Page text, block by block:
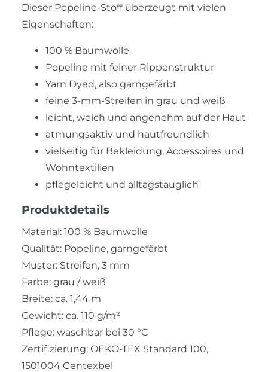
Dieser Popeline-Stoff überzeugt mit vielen
Eigenschaften:
100 % Baumwolle
Popeline mit feiner Rippenstruktur
Yarn Dyed, also garngefärbt
feine 3-mm-Streifen in grau und weiß
leicht, weich und angenehm auf der Haut
atmungsaktiv und hautfreundlich
vielseitig für Bekleidung, Accessoires und
Wohntextilien
pflegeleicht und alltagstauglich
Produktdetails
Material: 100 % Baumwolle
Qualität: Popeline, garngefärbt
Muster: Streifen, 3 mm
Farbe: grau / weiß
Breite: ca. 1,44 m
Gewicht: ca. 110 g/m²
Pflege: waschbar bei 30 °C
Zertifizierung: OEKO-TEX Standard 100,
1501004 Centexbel